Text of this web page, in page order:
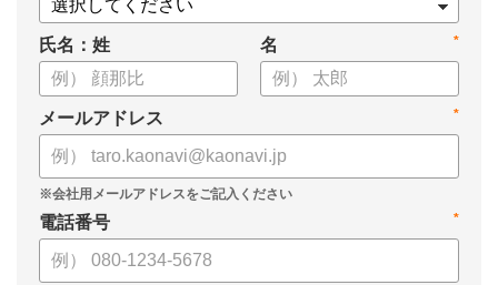
氏名：姓 *
名
*
メールアドレス
*
電話番号